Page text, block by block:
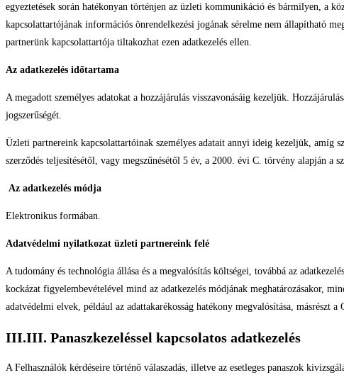
egyeztetések során hatékonyan történjen az üzleti kommunikáció és bármilyen, a
kapcsolattartójának információs önrendelkezési jogának sérelme nem állapítható
partnerünk kapcsolattartója tiltakozhat ezen adatkezelés ellen.
Az adatkezelés időtartama
A megadott személyes adatokat a hozzájárulás visszavonásáig kezeljük.
jogszerűségét.
Üzleti partnereink kapcsolattartóinak személyes adatait annyi ideig kezeljük, amíg
szerződés teljesítésétől, vagy megszűnésétől 5 év, a 2000. évi C. törvény alapján a
Az adatkezelés módja
Elektronikus formában.
Adatvédelmi nyilatkozat üzleti partnereink felé
A tudomány és technológia állása és a megvalósítás költségei, továbbá az
kockázat figyelembevételével mind az adatkezelés módjának meghatározásakor,
adatvédelmi elvek, például az adattakarékosság hatékony megvalósítása, másrészt
III.III. Panaszkezeléssel kapcsolatos adatkezelés
A Felhasználók kérdéseire történő válaszadás, illetve az esetleges panaszok